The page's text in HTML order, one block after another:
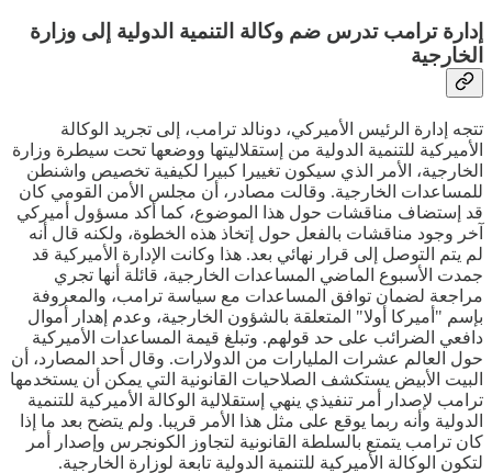
إدارة ترامب تدرس ضم وكالة التنمية الدولية إلى وزارة
الخارجية
تتجه إدارة الرئيس الأميركي، دونالد ترامب، إلى تجريد الوكالة
الأميركية للتنمية الدولية من إستقلاليتها ووضعها تحت سيطرة وزارة
الخارجية، الأمر الذي سيكون تغييرا كبيرا لكيفية تخصيص واشنطن
للمساعدات الخارجية. وقالت مصادر، أن مجلس الأمن القومي كان
قد إستضاف مناقشات حول هذا الموضوع، كما أكد مسؤول أميركي
آخر وجود مناقشات بالفعل حول إتخاذ هذه الخطوة، ولكنه قال أنه
لم يتم التوصل إلى قرار نهائي بعد. هذا وكانت الإدارة الأميركية قد
جمدت الأسبوع الماضي المساعدات الخارجية، قائلة أنها تجري
مراجعة لضمان توافق المساعدات مع سياسة ترامب، والمعروفة
بإسم "أميركا أولا" المتعلقة بالشؤون الخارجية، وعدم إهدار أموال
دافعي الضرائب على حد قولهم. وتبلغ قيمة المساعدات الأميركية
حول العالم عشرات المليارات من الدولارات. وقال أحد المصارد، أن
البيت الأبيض يستكشف الصلاحيات القانونية التي يمكن أن يستخدمها
ترامب لإصدار أمر تنفيذي ينهي إستقلالية الوكالة الأميركية للتنمية
الدولية وأنه ربما يوقع على مثل هذا الأمر قريبا. ولم يتضح بعد ما إذا
كان ترامب يتمتع بالسلطة القانونية لتجاوز الكونجرس وإصدار أمر
لتكون الوكالة الأميركية للتنمية الدولية تابعة لوزارة الخارجية.